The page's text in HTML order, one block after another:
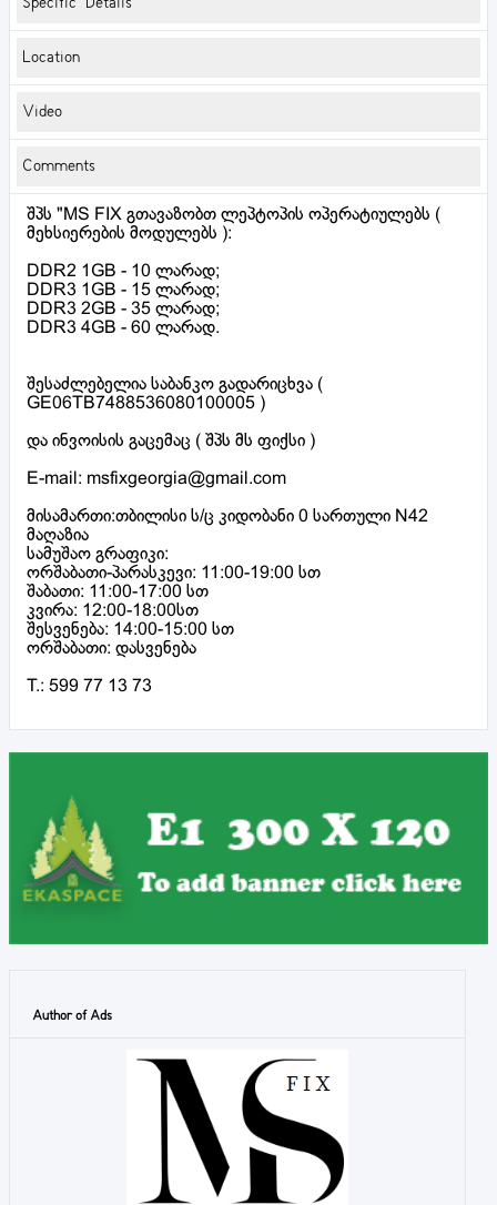
Specific Details
Location
Video
Comments
შპს "MS FIX გთავაზობთ ლეპტოპის ოპერატიულებს (
მეხსიერების მოდულებს ):
DDR2 1GB - 10 ლარად;
DDR3 1GB - 15 ლარად;
DDR3 2GB - 35 ლარად;
DDR3 4GB - 60 ლარად.
შესაძლებელია საბანკო გადარიცხვა (
GE06TB7488536080100005 )
და ინვოისის გაცემაც ( შპს მს ფიქსი )
E-mail: msfixgeorgia@gmail.com
მისამართი:თბილისი ს/ც კიდობანი 0 სართული N42
მაღაზია
სამუშაო გრაფიკი:
ორშაბათი-პარასკევი: 11:00-19:00 სთ
შაბათი: 11:00-17:00 სთ
კვირა: 12:00-18:00სთ
შესვენება: 14:00-15:00 სთ
ორშაბათი: დასვენება
T.: 599 77 13 73
Author of Ads